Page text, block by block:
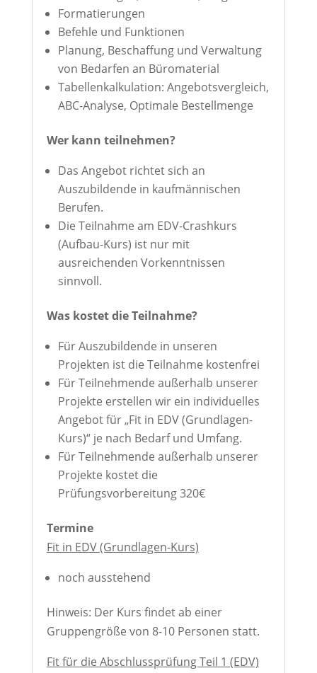
Formatierungen
Befehle und Funktionen
Planung, Beschaffung und Verwaltung
von Bedarfen an Büromaterial
Tabellenkalkulation: Angebotsvergleich,
ABC-Analyse, Optimale Bestellmenge
Wer kann teilnehmen?
Das Angebot richtet sich an
Auszubildende in kaufmännischen
Berufen.
Die Teilnahme am EDV-Crashkurs
(Aufbau-Kurs) ist nur mit
ausreichenden Vorkenntnissen
sinnvoll.
Was kostet die Teilnahme?
Für Auszubildende in unseren
Projekten ist die Teilnahme kostenfrei
Für Teilnehmende außerhalb unserer
Projekte erstellen wir ein individuelles
Angebot für „Fit in EDV (Grundlagen-
Kurs)“ je nach Bedarf und Umfang.
Für Teilnehmende außerhalb unserer
Projekte kostet die
Prüfungsvorbereitung 320€
Termine
Fit in EDV (Grundlagen-Kurs)
noch ausstehend
Hinweis: Der Kurs findet ab einer
Gruppengröße von 8-10 Personen statt.
Fit für die Abschlussprüfung Teil 1 (EDV)